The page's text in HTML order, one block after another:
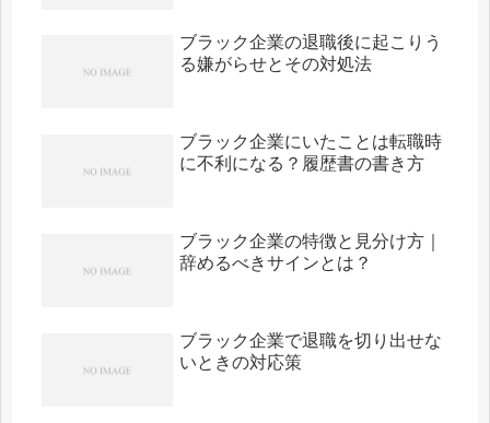
ブラック企業の退職後に起こりう
る嫌がらせとその対処法
ブラック企業にいたことは転職時
に不利になる？履歴書の書き方
ブラック企業の特徴と見分け方｜
辞めるべきサインとは？
ブラック企業で退職を切り出せな
いときの対応策